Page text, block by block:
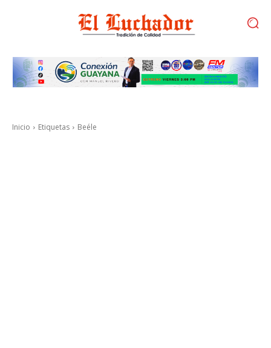
Inicio Etiquetas Beéle